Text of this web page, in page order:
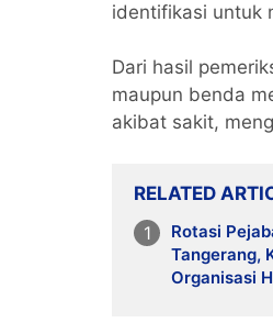
identifikasi untuk
Dari hasil
maupun benda
akibat sakit,
RELATED
Rotasi
Tangerang,
Organisasi